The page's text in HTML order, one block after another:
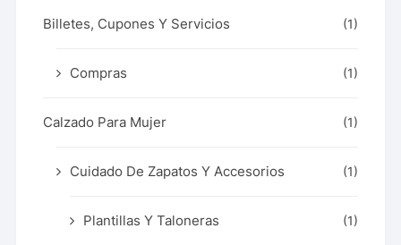
Billetes, Cupones Y Servicios (1)
Compras (1)
Calzado Para Mujer (1)
Cuidado De Zapatos Y Accesorios (1)
Plantillas Y Taloneras (1)